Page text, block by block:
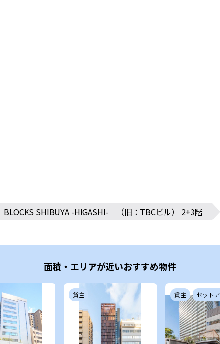
BLOCKS SHIBUYA -HIGASHI- （旧：TBCビル） 2+3階
面積・エリアが近いおすすめ物件
貸主 貸主 セット